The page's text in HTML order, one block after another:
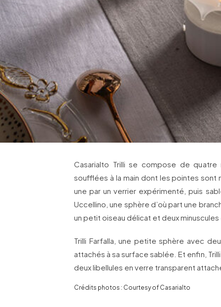
Casarialto Trilli se compose de
soufflées à la main dont les pointes sont
une par un verrier expérimenté, puis
Uccellino, une sphère d’où part une
un petit oiseau délicat et deux
Trilli Farfalla, une petite sphère avec
attachés à sa surface sablée. Et enfin,
deux libellules en verre transparent
Crédits photos : Courtesy of Casarialto